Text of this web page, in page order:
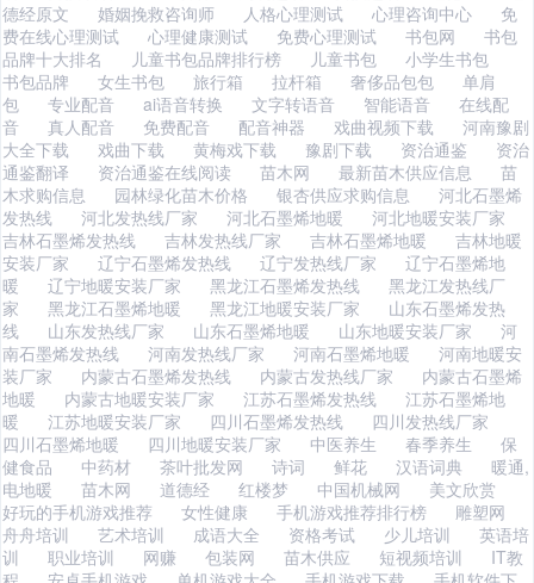
德经原文
婚姻挽救咨询师 人格心理测试 心理咨询中心
免
费在线心理测试
心理健康测试 免费心理测试 书包网
书包
品牌十大排名
儿童书包品牌排行榜 儿童书包
小学生书包
书包品牌
女生书包 旅行箱 拉杆箱 奢侈品包包
单肩
包
专业配音 ai语音转换 文字转语音 智能语音
在线配
音
真人配音 免费配音 配音神器 戏曲视频下载
河南豫剧
大全下载
戏曲下载 黄梅戏下载 豫剧下载 资治通鉴
资治
通鉴翻译
资治通鉴在线阅读 苗木网 最新苗木供应信息
苗
木求购信息
园林绿化苗木价格 银杏供应求购信息
河北石墨烯
发热线
河北发热线厂家 河北石墨烯地暖
河北地暖安装厂家
吉林石墨烯发热线
吉林发热线厂家 吉林石墨烯地暖
吉林地暖
安装厂家
辽宁石墨烯发热线 辽宁发热线厂家
辽宁石墨烯地
暖
辽宁地暖安装厂家 黑龙江石墨烯发热线
黑龙江发热线厂
家
黑龙江石墨烯地暖 黑龙江地暖安装厂家
山东石墨烯发热
线
山东发热线厂家 山东石墨烯地暖 山东地暖安装厂家
河
南石墨烯发热线
河南发热线厂家 河南石墨烯地暖
河南地暖安
装厂家
内蒙古石墨烯发热线 内蒙古发热线厂家
内蒙古石墨烯
地暖
内蒙古地暖安装厂家 江苏石墨烯发热线
江苏石墨烯地
暖
江苏地暖安装厂家 四川石墨烯发热线
四川发热线厂家
四川石墨烯地暖
四川地暖安装厂家 中医养生 春季养生
保
健食品
中药材 茶叶批发网 诗词 鲜花 汉语词典
暖通,
电地暖
苗木网 道德经 红楼梦 中国机械网
美文欣赏
好玩的手机游戏推荐
女性健康 手机游戏推荐排行榜
雕塑网
舟舟培训
艺术培训 成语大全 资格考试 少儿培训
英语培
训
职业培训 网赚 包装网 苗木供应 短视频培训
IT教